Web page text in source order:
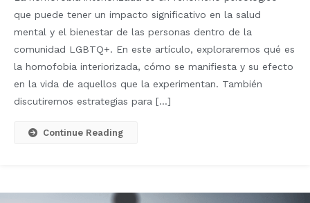
que puede tener un impacto significativo en la salud
mental y el bienestar de las personas dentro de la
comunidad LGBTQ+. En este artículo, exploraremos qué es
la homofobia interiorizada, cómo se manifiesta y su efecto
en la vida de aquellos que la experimentan. También
discutiremos estrategias para […]
Continue Reading